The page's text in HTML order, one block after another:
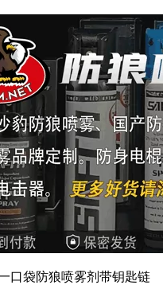
口袋防狼喷雾剂带钥匙链